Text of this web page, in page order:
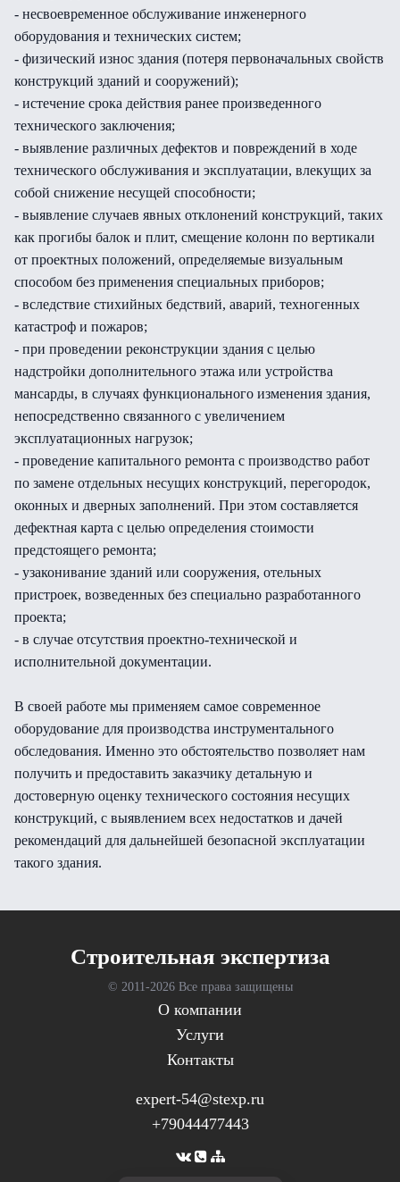
- несвоевременное обслуживание инженерного
оборудования и технических систем;
- физический износ здания (потеря первоначальных свойств
конструкций зданий и сооружений);
- истечение срока действия ранее произведенного
технического заключения;
- выявление различных дефектов и повреждений в ходе
технического обслуживания и эксплуатации, влекущих за
собой снижение несущей способности;
- выявление случаев явных отклонений конструкций, таких
как прогибы балок и плит, смещение колонн по вертикали
от проектных положений, определяемые визуальным
способом без применения специальных приборов;
- вследствие стихийных бедствий, аварий, техногенных
катастроф и пожаров;
- при проведении реконструкции здания с целью
надстройки дополнительного этажа или устройства
мансарды, в случаях функционального изменения здания,
непосредственно связанного с увеличением
эксплуатационных нагрузок;
- проведение капитального ремонта с производство работ
по замене отдельных несущих конструкций, перегородок,
оконных и дверных заполнений. При этом составляется
дефектная карта с целью определения стоимости
предстоящего ремонта;
- узаконивание зданий или сооружения, отельных
пристроек, возведенных без специально разработанного
проекта;
- в случае отсутствия проектно-технической и
исполнительной документации.
В своей работе мы применяем самое современное
оборудование для производства инструментального
обследования. Именно это обстоятельство позволяет нам
получить и предоставить заказчику детальную и
достоверную оценку технического состояния несущих
конструкций, с выявлением всех недостатков и дачей
рекомендаций для дальнейшей безопасной эксплуатации
такого здания.
Cтроительная экспертиза
© 2011-2026 Все права защищены
О компании
Услуги
Контакты
expert-54@stexp.ru
+79044477443